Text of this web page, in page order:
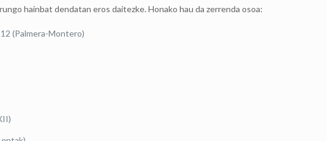
hainbat dendatan eros daitezke. Honako hau da zerrenda osoa:
(Palmera-Montero)